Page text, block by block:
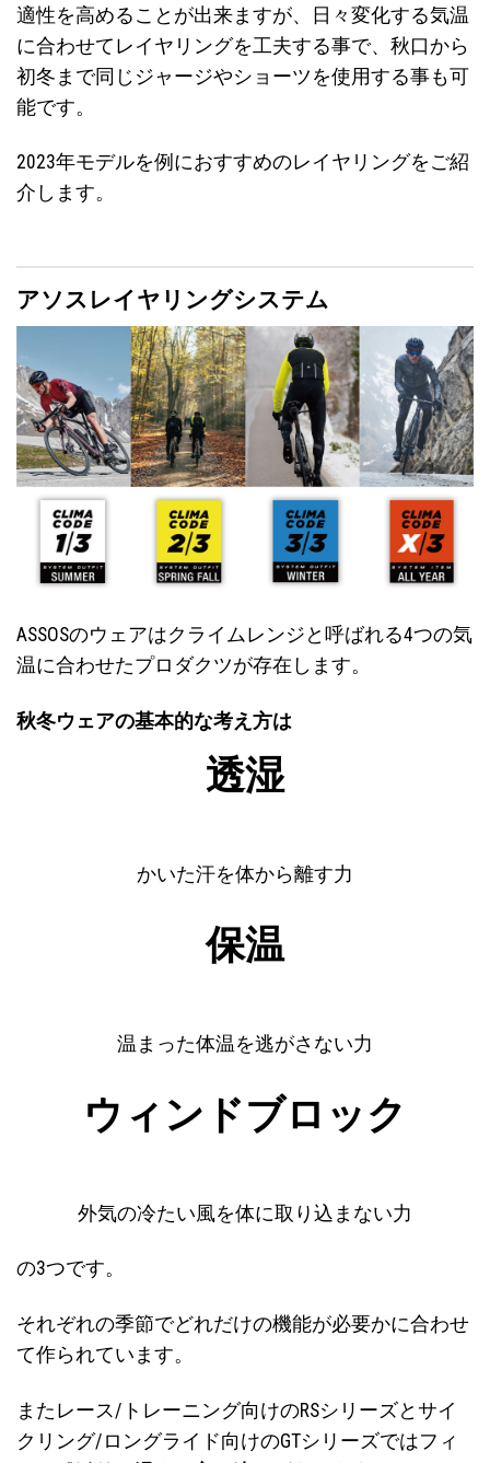
適性を高めることが出来ますが、日々変化する気温
に合わせてレイヤリングを工夫する事で、秋口から
初冬まで同じジャージやショーツを使用する事も可
能です。
2023年モデルを例におすすめのレイヤリングをご紹
介します。
アソスレイヤリングシステム
ASSOSのウェアはクライムレンジと呼ばれる4つの気
温に合わせたプロダクツが存在します。
秋冬ウェアの基本的な考え方は
透湿
かいた汗を体から離す力
保温
温まった体温を逃がさない力
ウィンドブロック
外気の冷たい風を体に取り込まない力
の3つです。
それぞれの季節でどれだけの機能が必要かに合わせ
て作られています。
またレース/トレーニング向けのRSシリーズとサイ
クリング/ロングライド向けのGTシリーズではフィ